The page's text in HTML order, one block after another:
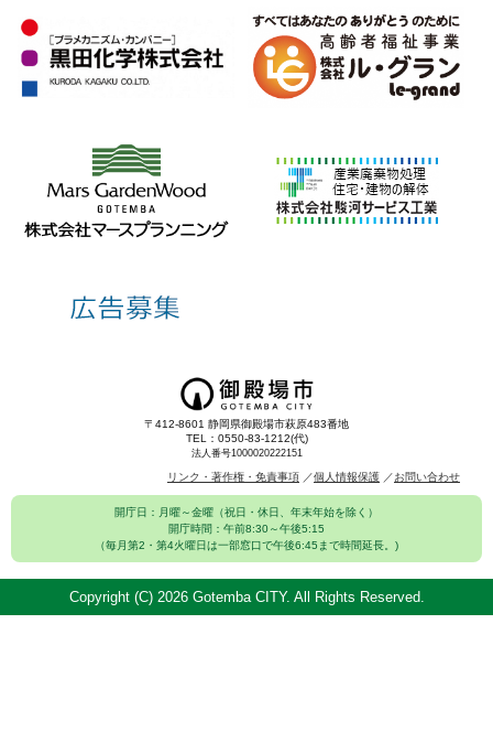
〒412-8601 静岡県御殿場市萩原483番地
TEL：0550-83-1212(代)
法人番号1000020222151
リンク・著作権・免責事項 個人情報保護 お問い合わせ
開庁日：月曜～金曜（祝日・休日、年末年始を除く）
開庁時間：午前8:30～午後5:15
（毎月第2・第4火曜日は一部窓口で午後6:45まで時間延長。)
Copyright (C) 2026 Gotemba CITY. All Rights Reserved.